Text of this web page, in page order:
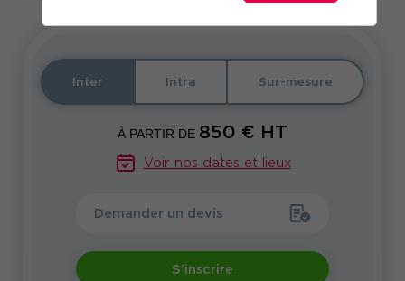
Inter Intra Sur-mesure
À PARTIR DE 850 € HT
Voir nos dates et lieux
Demander un devis
S'inscrire